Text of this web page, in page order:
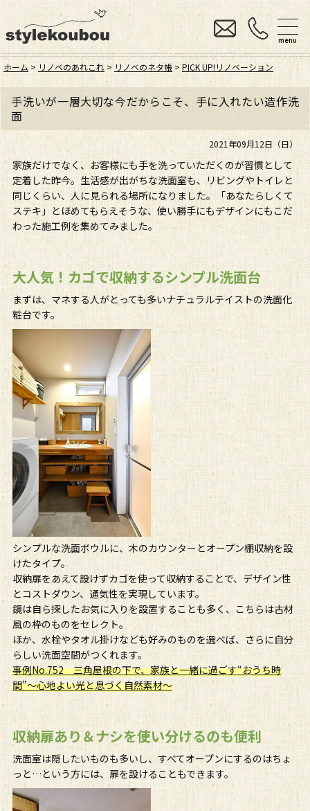
menu
ホーム > リノベのあれこれ > リノベのネタ帳 > PICK UP!リノベーション
手洗いが一層大切な今だからこそ、手に入れたい造作洗
面
2021年09月12日（日）
家族だけでなく、お客様にも手を洗っていただくのが習慣として
定着した昨今。生活感が出がちな洗面室も、リビングやトイレと
同じくらい、人に見られる場所になりました。「あなたらしくて
ステキ」とほめてもらえそうな、使い勝手にもデザインにもこだ
わった施工例を集めてみました。
大人気！カゴで収納するシンプル洗面台
まずは、マネする人がとっても多いナチュラルテイストの洗面化
粧台です。
シンプルな洗面ボウルに、木のカウンターとオープン棚収納を設
けたタイプ。
収納扉をあえて設けずカゴを使って収納することで、デザイン性
とコストダウン、通気性を実現しています。
鏡は自ら探したお気に入りを設置することも多く、こちらは古材
風の枠のものをセレクト。
ほか、水栓やタオル掛けなども好みのものを選べば、さらに自分
らしい洗面空間がつくれます。
事例No.752 三角屋根の下で、家族と一緒に過ごす“おうち時
間”～心地よい光と息づく自然素材～
収納扉あり＆ナシを使い分けるのも便利
洗面室は隠したいものも多いし、すべてオープンにするのはちょ
っと…という方には、扉を設けることもできます。